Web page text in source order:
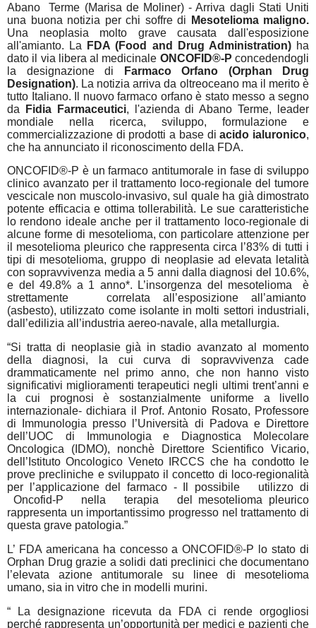
Abano
Terme (Marisa de Moliner) - Arriva dagli Stati Uniti
una buona notizia per chi soffre di
Mesotelioma maligno.
Una neoplasia molto grave causata dall'esposizione
all'amianto. La
FDA (Food and Drug Administration) ha
dato il via libera al medicinale ONCOFID®-P concedendogli
la designazione di
Farmaco Orfano (Orphan Drug
Designation). La notizia arriva da oltreoceano ma il merito è
tutto Italiano. Il nuovo farmaco orfano è stato messo a segno
da
Fidia Farmaceutici, l'aziendadi Abano Terme, leader
mondiale nella
ricerca, sviluppo, formulazione e
commercializzazione di prodotti a base diacido ialuronico,
che ha annunciato il riconoscimento della FDA.
ONCOFID®-P è un farmaco antitumorale in fase di sviluppo
clinico avanzato per il trattamento loco-regionale del tumore
vescicale non muscolo-invasivo, sul quale ha già dimostrato
potente efficacia e ottima tollerabilità. Le sue caratteristiche
lo rendono ideale anche per il trattamento loco-regionale di
alcune forme di mesotelioma, con particolare attenzione per
il mesotelioma pleurico che rappresenta circa l’83% di tutti i
tipi di mesotelioma, gruppo di neoplasie ad elevata letalità
con sopravvivenza media a 5 anni dalla diagnosi del 10.6%,
e del 49.8% a 1 anno*. L’insorgenza del mesotelioma
è
strettamente
correlata all’esposizione all’amianto
(asbesto), utilizzato come isolante in molti settori industriali,
dall’edilizia all’industria aereo-navale, alla metallurgia. ​
“Si tratta di neoplasie già in stadio avanzato al momento
della diagnosi, la cui curva di sopravvivenza cade
drammaticamente nel primo anno, che non hanno visto
significativi miglioramenti terapeutici negli ultimi trent’anni e
la cui prognosi è sostanzialmente uniforme a livello
internazionale- dichiara il Prof. Antonio Rosato, Professore
di Immunologia presso l’Università di Padova e Direttore
dell’UOC di Immunologia e Diagnostica Molecolare
Oncologica (IDMO), nonchè Direttore Scientifico Vicario,
dell’Istituto Oncologico Veneto IRCCS che ha condotto le
prove precliniche e sviluppato il concetto di loco-regionalità
per l’applicazione del farmaco - Il possibile
utilizzo di
Oncofid-P
nella terapia
del mesotelioma pleurico
rappresenta un importantissimo progresso nel trattamento di
questa grave patologia.”
L’ FDA americana ha concesso a ONCOFID®-P lo stato di
Orphan Drug grazie a solidi dati preclinici che documentano
l’elevata azione antitumorale su linee di mesotelioma
umano, sia in vitro che in modelli murini.
“ La designazione ricevuta da FDA ci rende orgogliosi
perché rappresenta un’opportunità per medici e pazienti che